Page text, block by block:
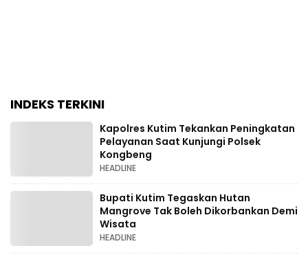
INDEKS TERKINI
Kapolres Kutim Tekankan Peningkatan
Pelayanan Saat Kunjungi Polsek
Kongbeng
HEADLINE
Bupati Kutim Tegaskan Hutan
Mangrove Tak Boleh Dikorbankan Demi
Wisata
HEADLINE